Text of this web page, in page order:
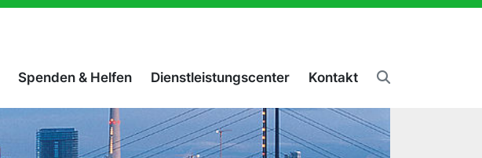
Spenden & Helfen Dienstleistungscenter Kontakt